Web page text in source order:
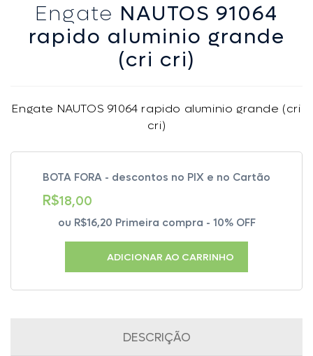
Engate NAUTOS 91064
rapido aluminio grande
(cri cri)
Engate NAUTOS 91064 rapido aluminio grande (cri
cri)
BOTA FORA - descontos no PIX e no Cartão
R$18,00
ou R$16,20 Primeira compra - 10% OFF
ADICIONAR AO CARRINHO
DESCRIÇÃO